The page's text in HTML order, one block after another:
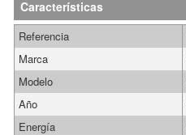
Características
Referencia
Marca
Modelo
Año
Energía